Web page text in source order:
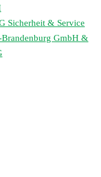
Sicherheit & Service
GmbH &